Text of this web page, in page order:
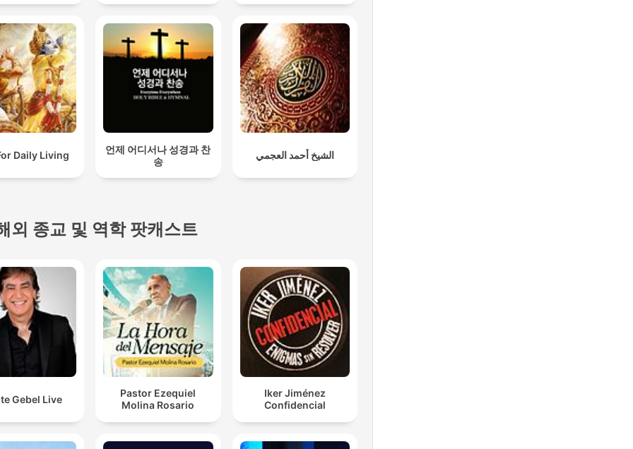
Daily Living
언제 어디서나 성경과 찬
송
الشيخ أحمد العجمي
외 종교 및 역학 팟캐스트
Gebel Live
Pastor Ezequiel
Molina Rosario
Iker Jiménez
Confidencial